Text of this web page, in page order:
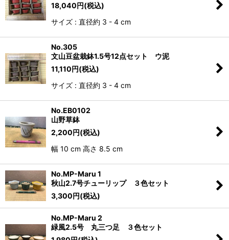
18,040円(税込)
サイズ : 直径約 3 - 4 cm
No.305
文山豆盆栽鉢1.5号12点セット ウ泥
11,110円(税込)
サイズ : 直径約 3 - 4 cm
No.EB0102
山野草鉢
2,200円(税込)
幅 10 cm 高さ 8.5 cm
No.MP-Maru 1
秋山2.7号チューリップ ３色セット
3,300円(税込)
No.MP-Maru 2
緑風2.5号 丸三つ足 ３色セット